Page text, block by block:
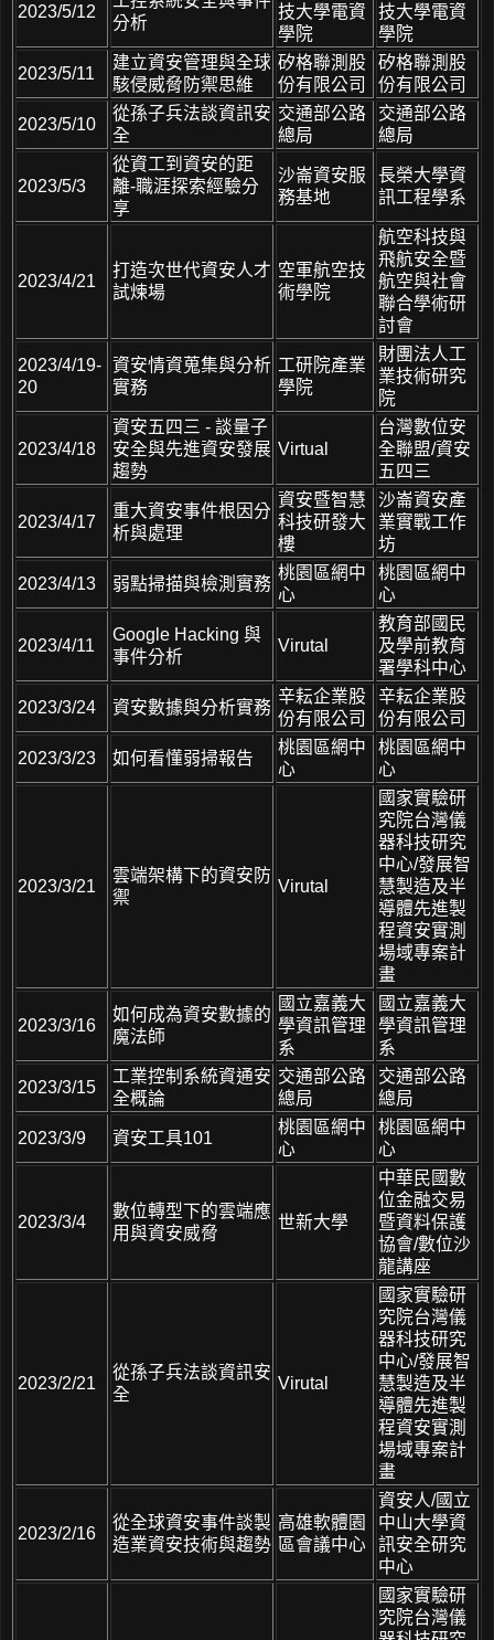
2023/5/12
分析
技大學電資
學院
技大學電資
學院
2023/5/11
建立資安管理與全球
駭侵威脅防禦思維
矽格聯測股
份有限公司
矽格聯測股
份有限公司
2023/5/10
從孫子兵法談資訊安
全
交通部公路
總局
交通部公路
總局
2023/5/3
從資工到資安的距
離-職涯探索經驗分
享
沙崙資安服
務基地
長榮大學資
訊工程學系
2023/4/21
打造次世代資安人才
試煉場
空軍航空技
術學院
航空科技與
飛航安全暨
航空與社會
聯合學術研
討會
2023/4/19-
20
資安情資蒐集與分析
實務
工研院產業
學院
財團法人工
業技術研究
院
2023/4/18
資安五四三 - 談量子
安全與先進資安發展
趨勢
Virtual
台灣數位安
全聯盟/資安
五四三
2023/4/17
重大資安事件根因分
析與處理
資安暨智慧
科技研發大
樓
沙崙資安產
業實戰工作
坊
2023/4/13 弱點掃描與檢測實務
桃園區網中
心
桃園區網中
心
2023/4/11
Google Hacking 與
事件分析
Virutal
教育部國民
及學前教育
署學科中心
2023/3/24 資安數據與分析實務
辛耘企業股
份有限公司
辛耘企業股
份有限公司
2023/3/23 如何看懂弱掃報告
桃園區網中
心
桃園區網中
心
2023/3/21
雲端架構下的資安防
禦
Virutal
國家實驗研
究院台灣儀
器科技研究
中心/發展智
慧製造及半
導體先進製
程資安實測
場域專案計
畫
2023/3/16
如何成為資安數據的
魔法師
國立嘉義大
學資訊管理
系
國立嘉義大
學資訊管理
系
2023/3/15
工業控制系統資通安
全概論
交通部公路
總局
交通部公路
總局
2023/3/9 資安工具101
桃園區網中
心
桃園區網中
心
2023/3/4
數位轉型下的雲端應
用與資安威脅
世新大學
中華民國數
位金融交易
暨資料保護
協會/數位沙
龍講座
2023/2/21
從孫子兵法談資訊安
全
Virutal
國家實驗研
究院台灣儀
器科技研究
中心/發展智
慧製造及半
導體先進製
程資安實測
場域專案計
畫
2023/2/16
從全球資安事件談製
造業資安技術與趨勢
高雄軟體園
區會議中心
資安人/國立
中山大學資
訊安全研究
中心
國家實驗研
究院台灣儀